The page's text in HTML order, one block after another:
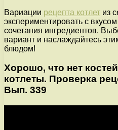
Вариации рецепта котлет из
экспериментировать с
сочетания ингредиентов.
вариант и наслаждайтесь
блюдом!
Хорошо, что нет
котлеты. Проверка
Вып. 339